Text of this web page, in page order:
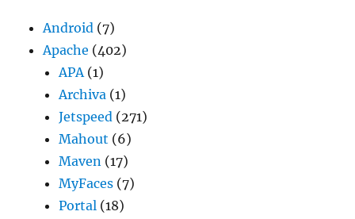
Android (7)
Apache (402)
APA(1)
Archiva (1)
Jetspeed (271)
Mahout (6)
Maven (17)
MyFaces (7)
Portal (18)